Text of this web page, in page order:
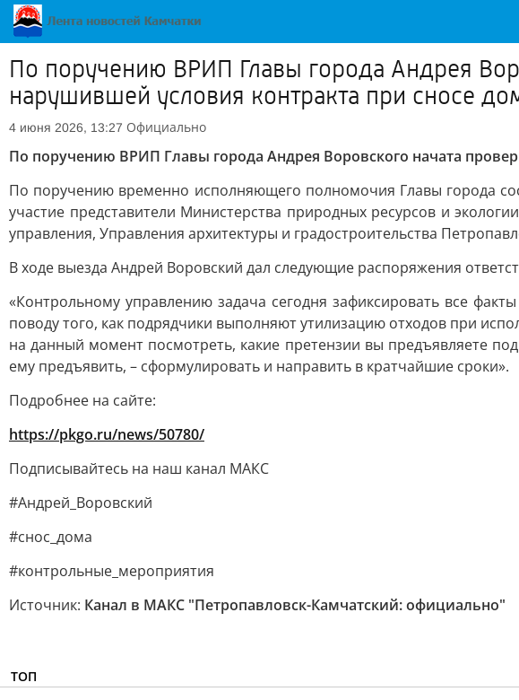
По поручению ВРИП Главы города Андрея
нарушившей условия контракта при сносе
4 июня 2026, 13:27 Официально
По поручению ВРИП Главы города Андрея Воровского начата
По поручению временно исполняющего полномочия Главы города
участие представители Министерства природных ресурсов и
управления, Управления архитектуры и градостроительства
В ходе выезда Андрей Воровский дал следующие распоряжения
«Контрольному управлению задача сегодня зафиксировать все
поводу того, как подрядчики выполняют утилизацию отходов при
на данный момент посмотреть, какие претензии вы предъявляете
ему предъявить, – сформулировать и направить в кратчайшие сроки».
Подробнее на сайте:
https://pkgo.ru/news/50780/
Подписывайтесь на наш канал МАКС
#Андрей_Воровский
#снос_дома
#контрольные_мероприятия
Источник: Канал в МАКС "Петропавловск-Камчатский: официально"
ТОП